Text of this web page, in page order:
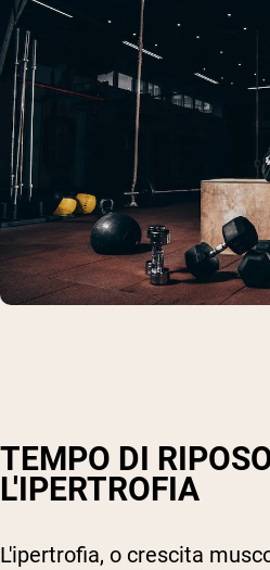
TEMPO DI
L'IPERTROFIA
L'ipertrofia, o crescita